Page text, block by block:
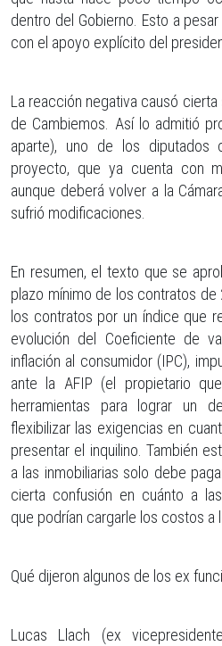
dentro del Gobierno. Esto a
con el apoyo explícito del
La reacción negativa causó
de Cambiemos. Así lo admitió
aparte), uno de los diputados
proyecto, que ya cuenta con
aunque deberá volver a la
sufrió modificaciones.
En resumen, el texto que se
plazo mínimo de los contratos de
los contratos por un índice que
evolución del Coeficiente de
inflación al consumidor (IPC),
ante la AFIP (el propietario
herramientas para lograr un
flexibilizar las exigencias en
presentar el inquilino. También
a las inmobiliarias solo debe
cierta confusión en cuánto a
que podrían cargarle los costos a
Qué dijeron algunos de los ex
Lucas Llach (ex